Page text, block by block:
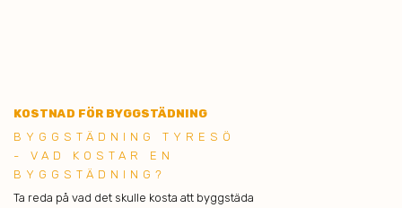
KOSTNAD FÖR BYGGSTÄDNING
BYGGSTÄDNING TYRESÖ
- VAD KOSTAR EN
BYGGSTÄDNING?
Ta reda på vad det skulle kosta att byggstäda